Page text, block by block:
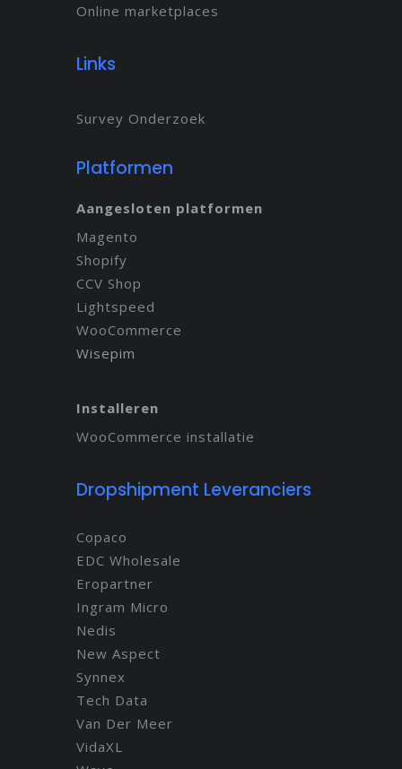
Online marketplaces
Links
Survey Onderzoek
Platformen
Aangesloten platformen
Magento
Shopify
CCV Shop
Lightspeed
WooCommerce
Wisepim
Installeren
WooCommerce installatie
Dropshipment Leveranciers
Copaco
EDC Wholesale
Eropartner
Ingram Micro
Nedis
New Aspect
Synnex
Tech Data
Van Der Meer
VidaXL